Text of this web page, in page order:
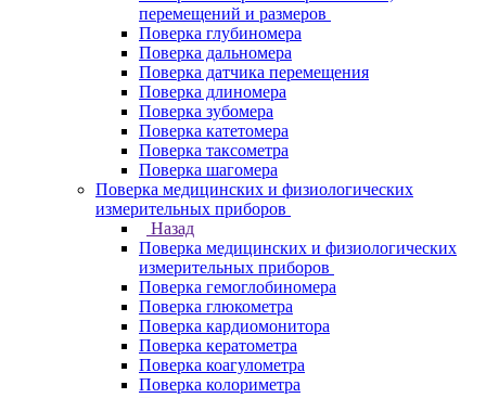
перемещений и размеров
Поверка глубиномера
Поверка дальномера
Поверка датчика перемещения
Поверка длиномера
Поверка зубомера
Поверка катетомера
Поверка таксометра
Поверка шагомера
Поверка медицинских и физиологических
измерительных приборов
Назад
Поверка медицинских и физиологических
измерительных приборов
Поверка гемоглобиномера
Поверка глюкометра
Поверка кардиомонитора
Поверка кератометра
Поверка коагулометра
Поверка колориметра